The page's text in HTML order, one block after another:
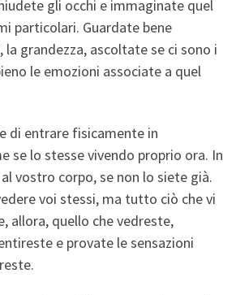
gli occhi e immaginate quel
particolari. Guardate bene
la grandezza, ascoltate se ci sono i
le emozioni associate a quel
di entrare fisicamente in
se lo stesse vivendo proprio ora. In
vostro corpo, se non lo siete già.
voi stessi, ma tutto ciò che vi
allora, quello che vedreste,
e provate le sensazioni